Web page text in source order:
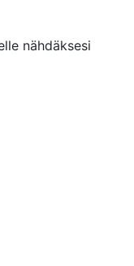
nähdäksesi